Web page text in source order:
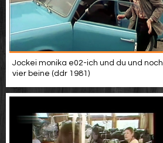
Jockei monika e02-ich und du und noch
vier beine (ddr 1981)